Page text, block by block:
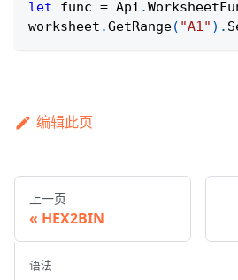
let func = Api .
worksheet .GetRange( "A1" ) .
编辑此页
上一页
HEX2BIN
语法